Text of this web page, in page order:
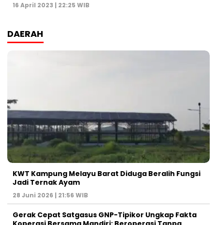
16 April 2023 | 22:25 WIB
DAERAH
KWT Kampung Melayu Barat Diduga Beralih Fungsi
Jadi Ternak Ayam
28 Juni 2026 | 21:56 WIB
Gerak Cepat Satgasus GNP-Tipikor Ungkap Fakta